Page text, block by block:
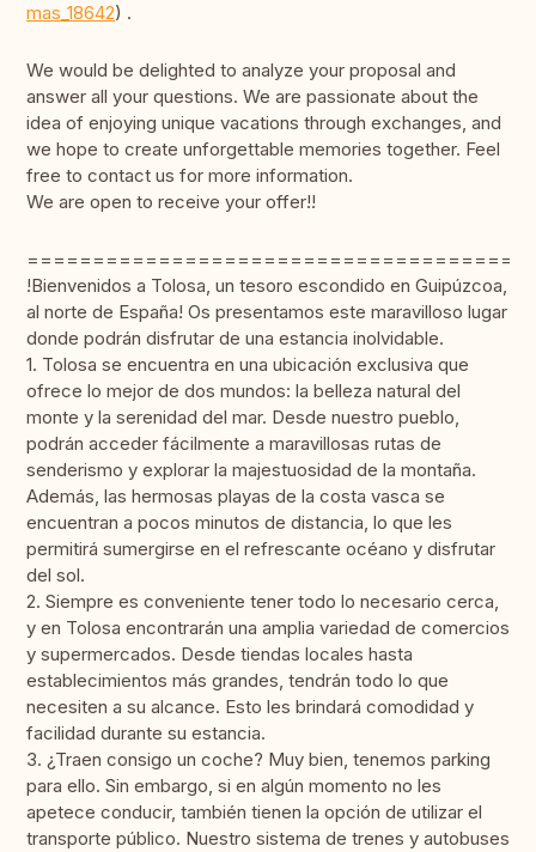
mas_18642) .
We would be delighted to analyze your proposal and
answer all your questions. We are passionate about the
idea of enjoying unique vacations through exchanges, and
we hope to create unforgettable memories together. Feel
free to contact us for more information.
We are open to receive your offer!!
!Bienvenidos a Tolosa, un tesoro escondido en Guipúzcoa,
al norte de España! Os presentamos este maravilloso lugar
donde podrán disfrutar de una estancia inolvidable.
1. Tolosa se encuentra en una ubicación exclusiva que
ofrece lo mejor de dos mundos: la belleza natural del
monte y la serenidad del mar. Desde nuestro pueblo,
podrán acceder fácilmente a maravillosas rutas de
senderismo y explorar la majestuosidad de la montaña.
Además, las hermosas playas de la costa vasca se
encuentran a pocos minutos de distancia, lo que les
permitirá sumergirse en el refrescante océano y disfrutar
del sol.
2. Siempre es conveniente tener todo lo necesario cerca,
y en Tolosa encontrarán una amplia variedad de comercios
y supermercados. Desde tiendas locales hasta
establecimientos más grandes, tendrán todo lo que
necesiten a su alcance. Esto les brindará comodidad y
facilidad durante su estancia.
3. ¿Traen consigo un coche? Muy bien, tenemos parking
para ello. Sin embargo, si en algún momento no les
apetece conducir, también tienen la opción de utilizar el
transporte público. Nuestro sistema de trenes y autobuses